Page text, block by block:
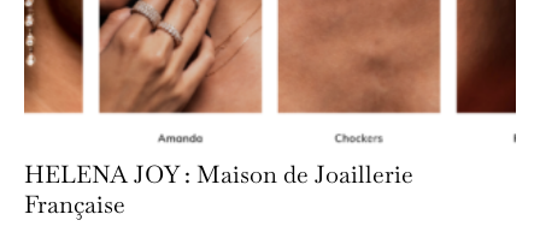
HELENA JOY : Maison de Joaillerie
Française